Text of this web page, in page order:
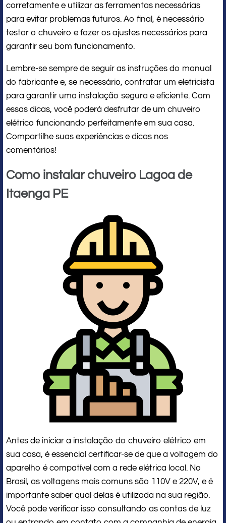
corretamente e utilizar as ferramentas necessárias
para evitar problemas futuros. Ao final, é necessário
testar o chuveiro e fazer os ajustes necessários para
garantir seu bom funcionamento.
Lembre-se sempre de seguir as instruções do manual
do fabricante e, se necessário, contratar um eletricista
para garantir uma instalação segura e eficiente. Com
essas dicas, você poderá desfrutar de um chuveiro
elétrico funcionando perfeitamente em sua casa.
Compartilhe suas experiências e dicas nos
comentários!
Como instalar chuveiro Lagoa de
Itaenga PE
Antes de iniciar a instalação do chuveiro elétrico em
sua casa, é essencial certificar-se de que a voltagem do
aparelho é compatível com a rede elétrica local. No
Brasil, as voltagens mais comuns são 110V e 220V, e é
importante saber qual delas é utilizada na sua região.
Você pode verificar isso consultando as contas de luz